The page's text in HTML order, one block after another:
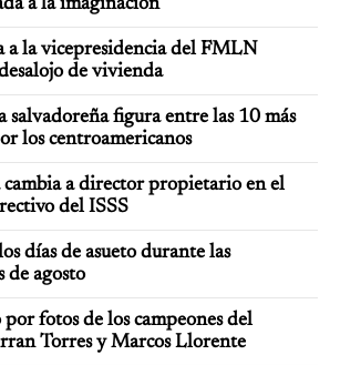
a la imaginación
a la vicepresidencia del FMLN
de vivienda
salvadoreña figura entre las 10 más
los centroamericanos
cambia a director propietario en el
del ISSS
días de asueto durante las
de agosto
por fotos de los campeones del
Torres y Marcos Llorente